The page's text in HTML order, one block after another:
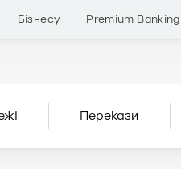
Бізнесу Premium Banking
Перекази